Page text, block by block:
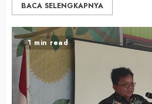
BACA SELENGKAPNYA
1 min read